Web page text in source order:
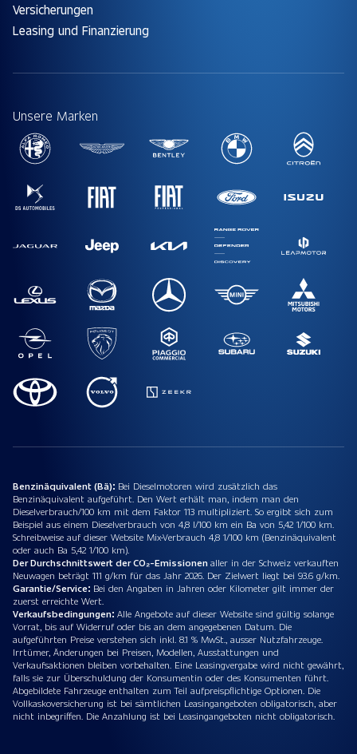
Versicherungen
Leasing und Finanzierung
Unsere Marken
Benzinäquivalent (Bä): Bei Dieselmotoren wird zusätzlich das
Benzinäquivalent aufgeführt. Den Wert erhält man, indem man den
Dieselverbrauch/100 km mit dem Faktor 113 multipliziert. So ergibt sich zum
Beispiel aus einem Dieselverbrauch von 4,8 l/100 km ein Ba von 5,42 1/100 km.
Schreibweise auf dieser Website Mix-Verbrauch 4,8 1/100 km (Benzinäquivalent
oder auch Ba 5,42 1/100 km).
Der Durchschnittswert der CO₂-Emissionenaller in der Schweiz verkauften
Neuwagen beträgt 111 g/km für das Jahr 2026. Der Zielwert liegt bei 93.6 g/km.
Garantie/Service: Bei den Angaben in Jahren oder Kilometer gilt immer der
zuerst erreichte Wert.
Verkaufsbedingungen: Alle Angebote auf dieser Website sind gültig solange
Vorrat, bis auf Widerruf oder bis an dem angegebenen Datum. Die
aufgeführten Preise verstehen sich inkl. 8.1 % MwSt., ausser Nutzfahrzeuge.
Irrtümer, Änderungen bei Preisen, Modellen, Ausstattungen und
Verkaufsaktionen bleiben vorbehalten. Eine Leasingvergabe wird nicht gewährt,
falls sie zur Überschuldung der Konsumentin oder des Konsumenten führt.
Abgebildete Fahrzeuge enthalten zum Teil aufpreispflichtige Optionen. Die
Vollkaskoversicherung ist bei sämtlichen Leasingangeboten obligatorisch, aber
nicht inbegriffen. Die Anzahlung ist bei Leasingangeboten nicht obligatorisch.